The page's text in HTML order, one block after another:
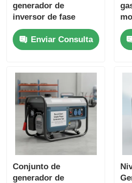
generador de
inversor de fase
única de 532 ml con
cargador USB
DC5V1A Fuente de
de emergencia
Enviar Consulta
Conjunto de
generador de